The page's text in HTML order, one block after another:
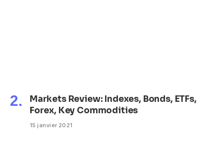
Markets Review: Indexes, Bonds, ETFs,
Forex, Key Commodities
15 janvier 2021